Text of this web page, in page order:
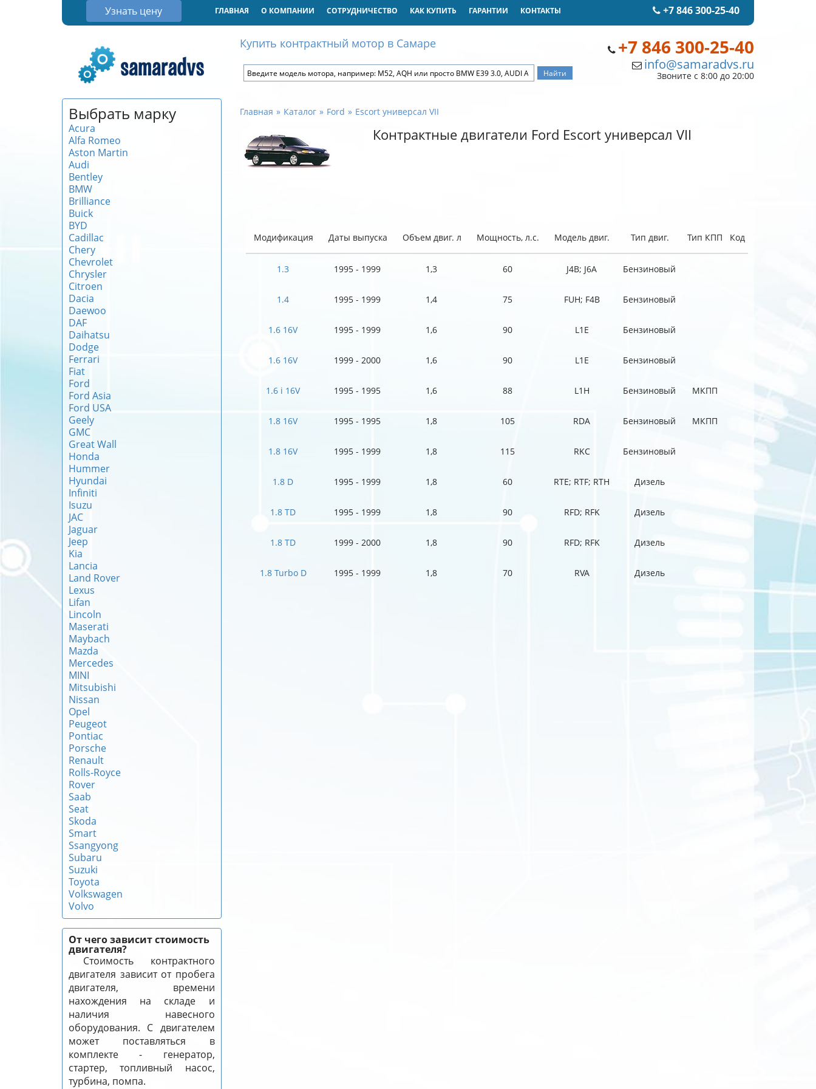
Узнать цену +7 846 300-25-40
ГЛАВНАЯ О КОМПАНИИ СОТРУДНИЧЕСТВО КАК КУПИТЬ ГАРАНТИИ КОНТАКТЫ
+7 846 300-25-40
info@samaradvs.ru
Звоните с 8:00 до 20:00
Купить контрактный мотор в Самаре
Выбрать марку
Acura
Alfa Romeo
Aston Martin
Audi
Bentley
BMW
Brilliance
Buick
BYD
Cadillac
Chery
Chevrolet
Chrysler
Citroen
Dacia
Daewoo
DAF
Daihatsu
Dodge
Ferrari
Fiat
Ford
Ford Asia
Ford USA
Geely
GMC
Great Wall
Honda
Hummer
Hyundai
Infiniti
Isuzu
JAC
Jaguar
Jeep
Kia
Lancia
Land Rover
Lexus
Lifan
Lincoln
Maserati
Maybach
Mazda
Mercedes
MINI
Mitsubishi
Nissan
Opel
Peugeot
Pontiac
Porsche
Renault
Rolls-Royce
Rover
Saab
Seat
Skoda
Smart
Ssangyong
Subaru
Suzuki
Toyota
Volkswagen
Volvo
От чего зависит стоимость
двигателя?
Стоимость контрактного
двигателя зависит от пробега
двигателя, времени
нахождения на складе и
наличия навесного
оборудования. С двигателем
может поставляться в
комплекте - генератор,
стартер, топливный насос,
турбина, помпа.
Главная Каталог Ford Escort универсал VII
Контрактные двигатели Ford Escort универсал VII
Модификация Даты выпуска Объем двиг. л Мощность, л.с. Модель двиг. Тип двиг. Тип КПП Код
1.3 1995 - 1999 1,3 60 J4B; J6A Бензиновый
1.4 1995 - 1999 1,4 75 FUH; F4B Бензиновый
1.6 16V 1995 - 1999 1,6 90 L1E Бензиновый
1.6 16V 1999 - 2000 1,6 90 L1E Бензиновый
1.6 i 16V 1995 - 1995 1,6 88 L1H Бензиновый МКПП
1.8 16V 1995 - 1995 1,8 105 RDA Бензиновый МКПП
1.8 16V 1995 - 1999 1,8 115 RKC Бензиновый
1.8 D 1995 - 1999 1,8 60 RTE; RTF; RTH Дизель
1.8 TD 1995 - 1999 1,8 90 RFD; RFK Дизель
1.8 TD 1999 - 2000 1,8 90 RFD; RFK Дизель
1.8 Turbo D 1995 - 1999 1,8 70 RVA Дизель